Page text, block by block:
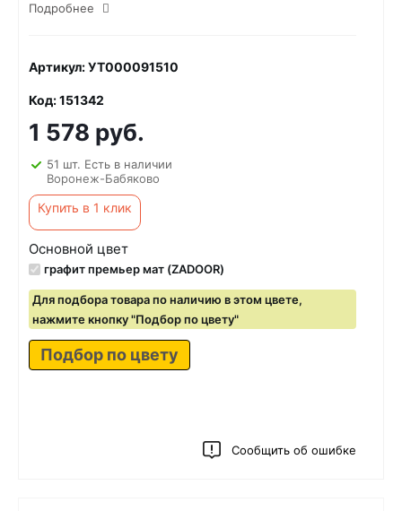
Подробнее
Артикул: УТ000091510
Код: 151342
1 578 руб.
51 шт. Есть в наличии
Воронеж-Бабяково
Купить в 1 клик
Основной цвет
графит премьер мат (ZADOOR)
Для подбора товара по наличию в этом цвете,
нажмите кнопку "Подбор по цвету"
Подбор по цвету
Сообщить об ошибке